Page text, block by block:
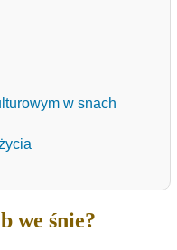
w snach
we śnie?